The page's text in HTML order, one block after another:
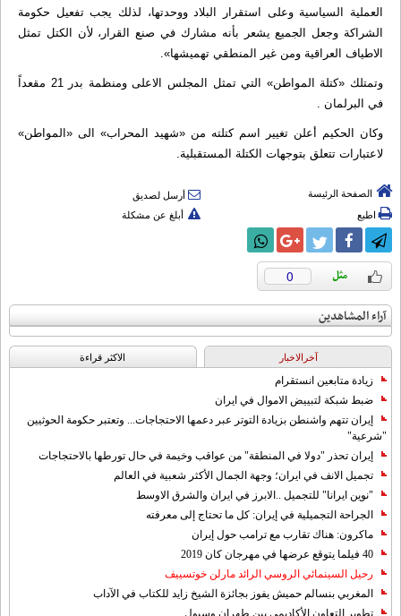
العملية السياسية وعلى استقرار البلاد ووحدتها، لذلك يجب تفعيل حكومة
الشراكة وجعل الجميع يشعر بأنه مشارك في صنع القرار، لأن الكتل تمثل
الاطياف العراقية ومن غير المنطقي تهميشها».
وتمتلك «كتلة المواطن» التي تمثل المجلس الاعلى ومنظمة بدر 21 مقعداً
في البرلمان .
وكان الحكيم أعلن تغيير اسم كتلته من «شهيد المحراب» الى «المواطن»
لاعتبارات تتعلق بتوجهات الكتلة المستقبلية.
الصفحة الرئيسة
أرسل لصديق
اطبع
أبلغ عن مشكلة
0
آراء المشاهدين
آخرالاخبار الاکثر قراءة
زيادة متابعين انستقرام
ضبط شبكة لتبييض الاموال في ايران
إيران تتهم واشنطن بزيادة التوتر عبر دعمها الاحتجاجات... وتعتبر حكومة الحوثيين
"شرعية"
إيران تحذر "دولا في المنطقة" من عواقب وخيمة في حال تورطها بالاحتجاجات
تجميل الانف في ايران؛ وجهة الجمال الأكثر شعبية في العالم
"نوين ايرانا" للتجميل ..الابرز في ايران والشرق الاوسط
الجراحة التجميلية في إيران: كل ما تحتاج إلى معرفته
ماكرون: هناك تقارب مع ترامب حول إيران
40 فيلما يتوقع عرضها في مهرجان كان 2019
رحيل السينمائي الروسي الرائد مارلن خوتسييف
المغربي بنسالم حميش يفوز بجائزة الشيخ زايد للكتاب في الآداب